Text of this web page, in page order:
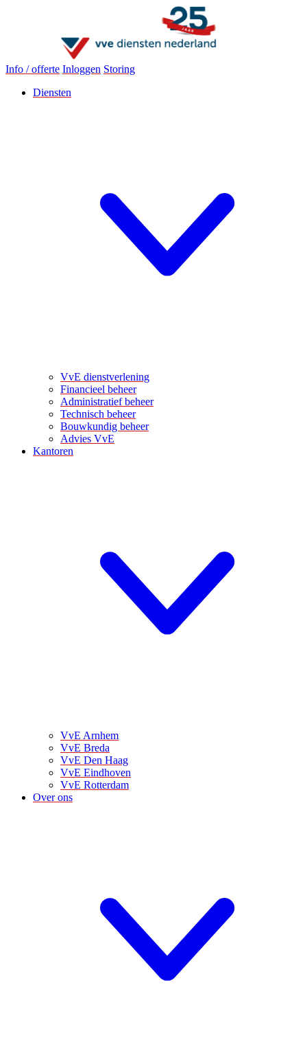
Info / offerte Inloggen Storing
Diensten
VvE dienstverlening
Financieel beheer
Administratief beheer
Technisch beheer
Bouwkundig beheer
Advies VvE
Kantoren
VvE Arnhem
VvE Breda
VvE Den Haag
VvE Eindhoven
VvE Rotterdam
Over ons